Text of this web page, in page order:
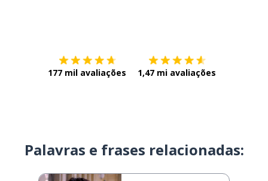
177 mil avaliações 1,47 mi avaliações
Palavras e frases relacionadas: